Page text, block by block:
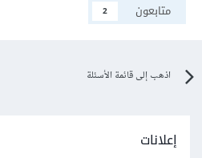
متابعون
2
اذهب إلى قائمة الأسئلة
إعلانات